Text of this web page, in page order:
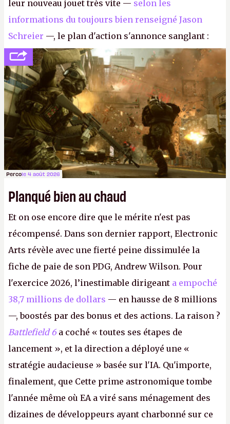
leur nouveau jouet très vite — selon les
informations du toujours bien renseigné Jason
Schreier —, le plan d'action s'annonce sanglant :
réductions de coûts drastiques, fermetures de
studios et licenciements massifs. En gros, essorer
FCetBattlefield, puis virer le reste.P.
Percole 4 août 2026
Planqué bien au chaud
Et on ose encore dire que le mérite n'est pas
récompensé. Dans son dernier rapport, Electronic
Arts révèle avec une fierté peine dissimulée la
fiche de paie de son PDG, Andrew Wilson. Pour
l'exercice 2026, l’inestimable dirigeant a empoché
38,7 millions de dollars — en hausse de 8 millions
—, boostés par des bonus et des actions. La raison ?
Battlefield 6 a coché « toutes ses étapes de
lancement », et la direction a déployé une «
stratégie audacieuse » basée sur l'IA. Qu'importe,
finalement, que Cette prime astronomique tombe
l'année même où EA a viré sans ménagement des
dizaines de développeurs ayant charbonné sur ce